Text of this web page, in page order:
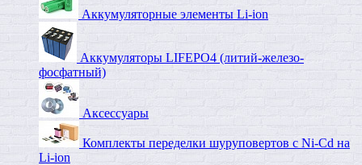
Аккумуляторные элементы Li-ion
Аккумуляторы LIFEPO4 (литий-железо-
фосфатный)
Аксессуары
Комплекты переделки шуруповертов с Ni-Cd на
Li-ion